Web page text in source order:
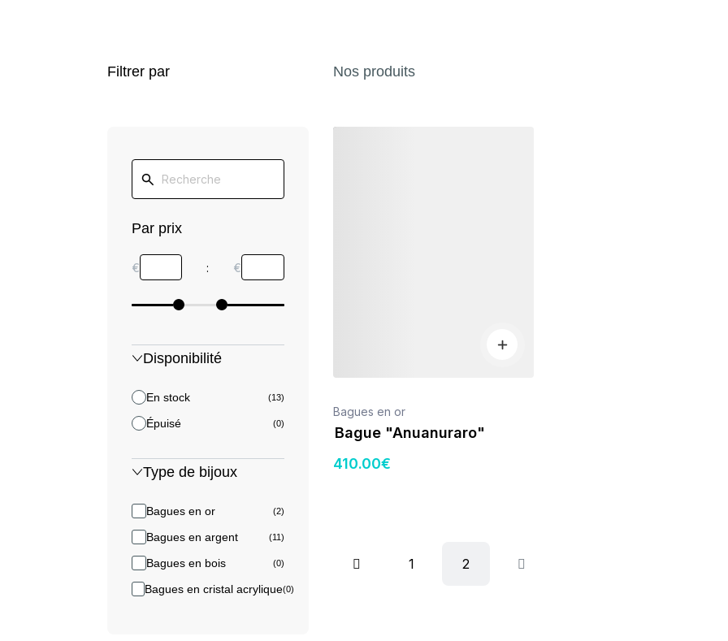
Filtrer par Nos produits
Par prix
€ : €
Disponibilité
En stock (13)
Épuisé (0)
Type de bijoux
Bagues en or (2)
Bagues en argent (11)
Bagues en bois (0)
Bagues en cristal acrylique(0)
Bagues en or
Bague "Anuanuraro"
410.00€
1 2